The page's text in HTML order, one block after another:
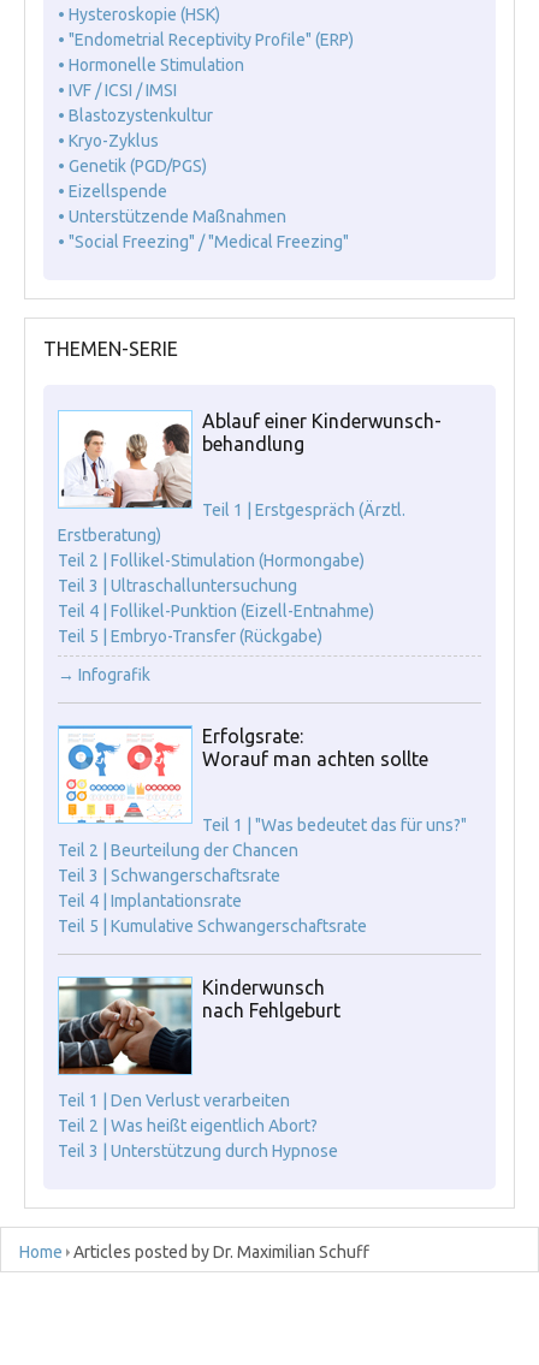
• Hysteroskopie (HSK)
• "Endometrial Receptivity Profile" (ERP)
• Hormonelle Stimulation
• IVF / ICSI / IMSI
• Blastozystenkultur
• Kryo-Zyklus
• Genetik (PGD/PGS)
• Eizellspende
• Unterstützende Maßnahmen
• "Social Freezing" / "Medical Freezing"
THEMEN-SERIE
Ablauf einer Kinderwunsch-
behandlung
Teil 1 | Erstgespräch (Ärztl.
Erstberatung)
Teil 2 | Follikel-Stimulation (Hormongabe)
Teil 3 | Ultraschalluntersuchung
Teil 4 | Follikel-Punktion (Eizell-Entnahme)
Teil 5 | Embryo-Transfer (Rückgabe)
→ Infografik
Erfolgsrate:
Worauf man achten sollte
Teil 1 | "Was bedeutet das für uns?"
Teil 2 | Beurteilung der Chancen
Teil 3 | Schwangerschaftsrate
Teil 4 | Implantationsrate
Teil 5 | Kumulative Schwangerschaftsrate
Kinderwunsch
nach Fehlgeburt
Teil 1 | Den Verlust verarbeiten
Teil 2 | Was heißt eigentlich Abort?
Teil 3 | Unterstützung durch Hypnose
Home Articles posted by Dr. Maximilian Schuff